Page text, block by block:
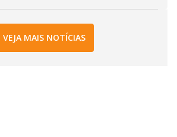
VEJA MAIS NOTÍCIAS